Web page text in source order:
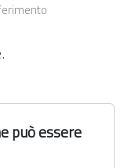
può essere